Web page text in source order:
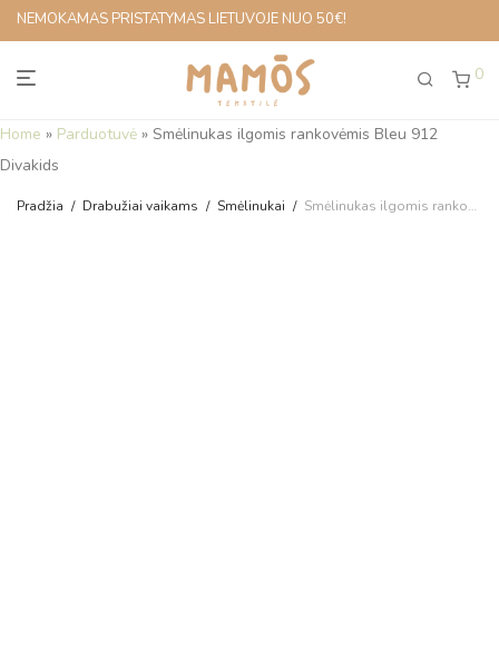
NEMOKAMAS PRISTATYMAS LIETUVOJE NUO 50€!
0
Home » Parduotuvė » Smėlinukas ilgomis rankovėmis Bleu 912
Divakids
Pradžia / Drabužiai vaikams / Smėlinukai / Smėlinukas ilgomis rankovėmis Bleu 912 Divakids